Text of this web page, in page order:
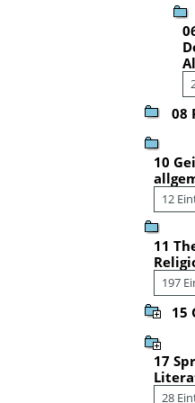
08
10
12
11
197
15
17
28